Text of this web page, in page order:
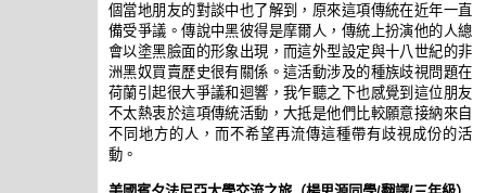
個當地朋友的對談中也了解到，原來這項傳統在近年一直
備受爭議。傳說中黑彼得是摩爾人，傳統上扮演他的人總
會以塗黑臉面的形象出現，而這外型設定與十八世紀的非
洲黑奴買賣歷史很有關係。這活動涉及的種族歧視問題在
荷蘭引起很大爭議和迴響，我乍聽之下也感覺到這位朋友
不太熱衷於這項傳統活動，大抵是他們比較願意接納來自
不同地方的人，而不希望再流傳這種帶有歧視成份的活
動。